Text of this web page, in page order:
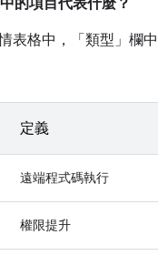
的項目代表什麼？
表格中，「類型」 欄
定義
遠端程式碼執行
權限提升